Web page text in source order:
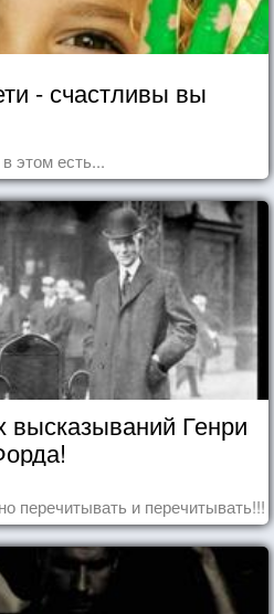
- счастливы вы
этом есть...
Генри
перечитывать и перечитывать!!!